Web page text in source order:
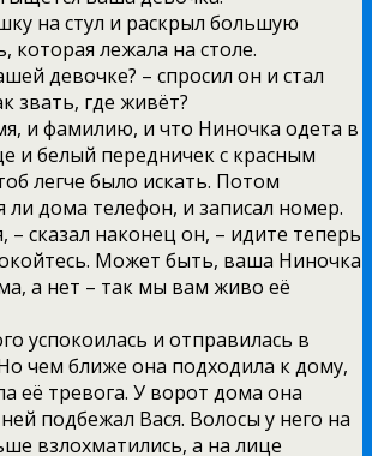
на стул и раскрыл большую
которая лежала на столе.
девочке? – спросил он и стал
звать, где живёт?
и фамилию, и что Ниночка одета в
и белый передничек с красным
легче было искать. Потом
ли дома телефон, и записал номер.
– сказал наконец он, – идите теперь
Может быть, ваша Ниночка
а нет – так мы вам живо её
успокоилась и отправилась в
чем ближе она подходила к дому,
её тревога. У ворот дома она
подбежал Вася. Волосы у него на
взлохматились, а на лице